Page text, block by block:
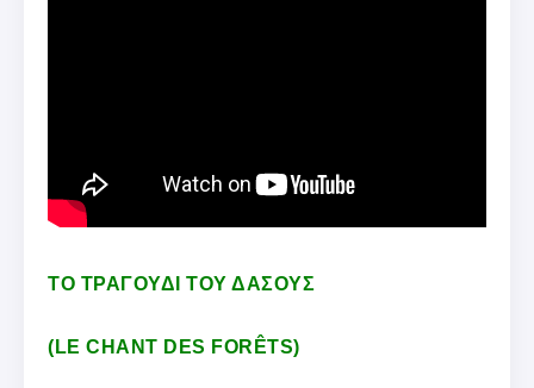
ΤΟ ΤΡΑΓΟΥΔΙ ΤΟΥ ΔΑΣΟΥΣ
(LE CHANT DES FORÊTS)